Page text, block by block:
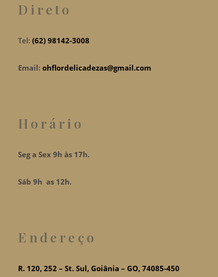
Direto
Tel: (62) 98142-3008
Email:ohflordelicadezas@gmail.com
Horário
Seg a Sex 9h às 17h.
Sáb 9h as 12h.
Endereço
R. 120, 252 – St. Sul, Goiânia – GO, 74085-450